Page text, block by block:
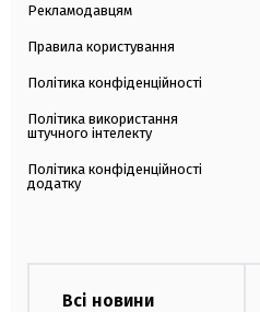
Рекламодавцям
Правила користування
Політика конфіденційності
Політика використання
штучного інтелекту
Політика конфіденційності
додатку
Всі новини